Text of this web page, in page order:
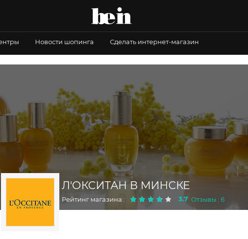
Новости шопинга Сделать интернет-магазин
Л'ОКСИТАН В МИНСКЕ
Рейтинг магазина : 3.7 Отзывы : 6